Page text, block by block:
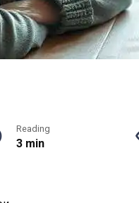
Reading
3 min